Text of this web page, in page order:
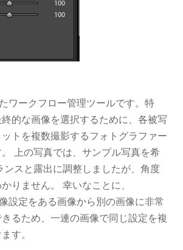
ワークフロー管理ツールです。特
的な画像を選択するために、各被写
トを複数撮影するフォトグラファー
上の写真では、サンプル写真を希
ンスと露出に調整しましたが、角度
りません。 幸いなことに、
設定をある画像から別の画像に非常
るため、一連の画像で同じ設定を複
す。